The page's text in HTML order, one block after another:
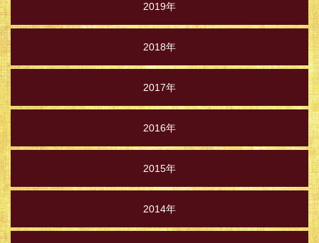
2019年
2018年
2017年
2016年
2015年
2014年